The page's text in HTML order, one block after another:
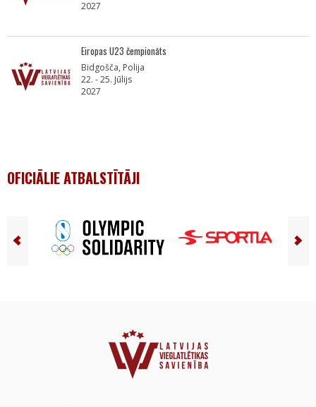
2027
Eiropas U23 čempionāts
Bidgošča, Polija
22. - 25. Jūlijs
2027
OFICIĀLIE ATBALSTĪTĀJI